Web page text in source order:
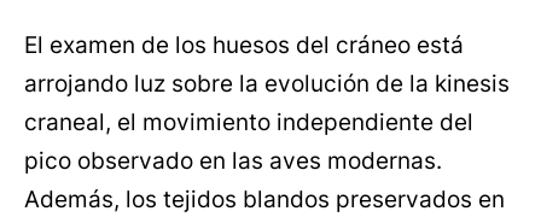
El examen de los huesos del cráneo está
arrojando luz sobre la evolución de la kinesis
craneal, el movimiento independiente del
pico observado en las aves modernas.
Además, los tejidos blandos preservados en